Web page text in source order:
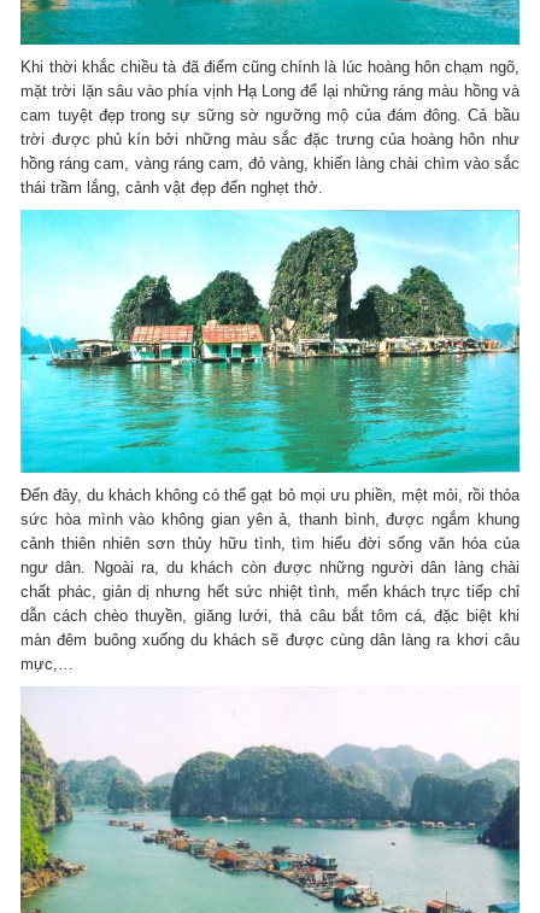
Khi thời khắc chiều tà đã điểm cũng chính là lúc hoàng hôn chạm ngõ,
mặt trời lặn sâu vào phía vịnh Hạ Long để lại những ráng màu hồng và
cam tuyệt đẹp trong sự sững sờ ngưỡng mộ của đám đông. Cả bầu
trời được phủ kín bởi những màu sắc đặc trưng của hoàng hôn như
hồng ráng cam, vàng ráng cam, đỏ vàng, khiến làng chài chìm vào sắc
thái trầm lắng, cảnh vật đẹp đến nghẹt thở.
Đến đây, du khách không có thể gạt bỏ mọi ưu phiền, mệt mỏi, rồi thỏa
sức hòa mình vào không gian yên ả, thanh bình, được ngắm khung
cảnh thiên nhiên sơn thủy hữu tình, tìm hiểu đời sống văn hóa của
ngư dân. Ngoài ra, du khách còn được những người dân làng chài
chất phác, giản dị nhưng hết sức nhiệt tình, mến khách trực tiếp chỉ
dẫn cách chèo thuyền, giăng lưới, thả câu bắt tôm cá, đặc biệt khi
màn đêm buông xuống du khách sẽ được cùng dân làng ra khơi câu
mực,…